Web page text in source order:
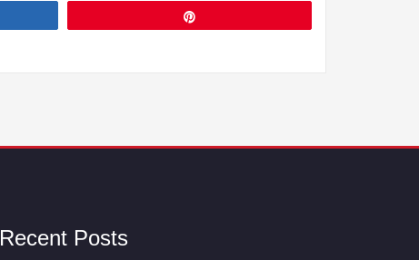
Recent Posts